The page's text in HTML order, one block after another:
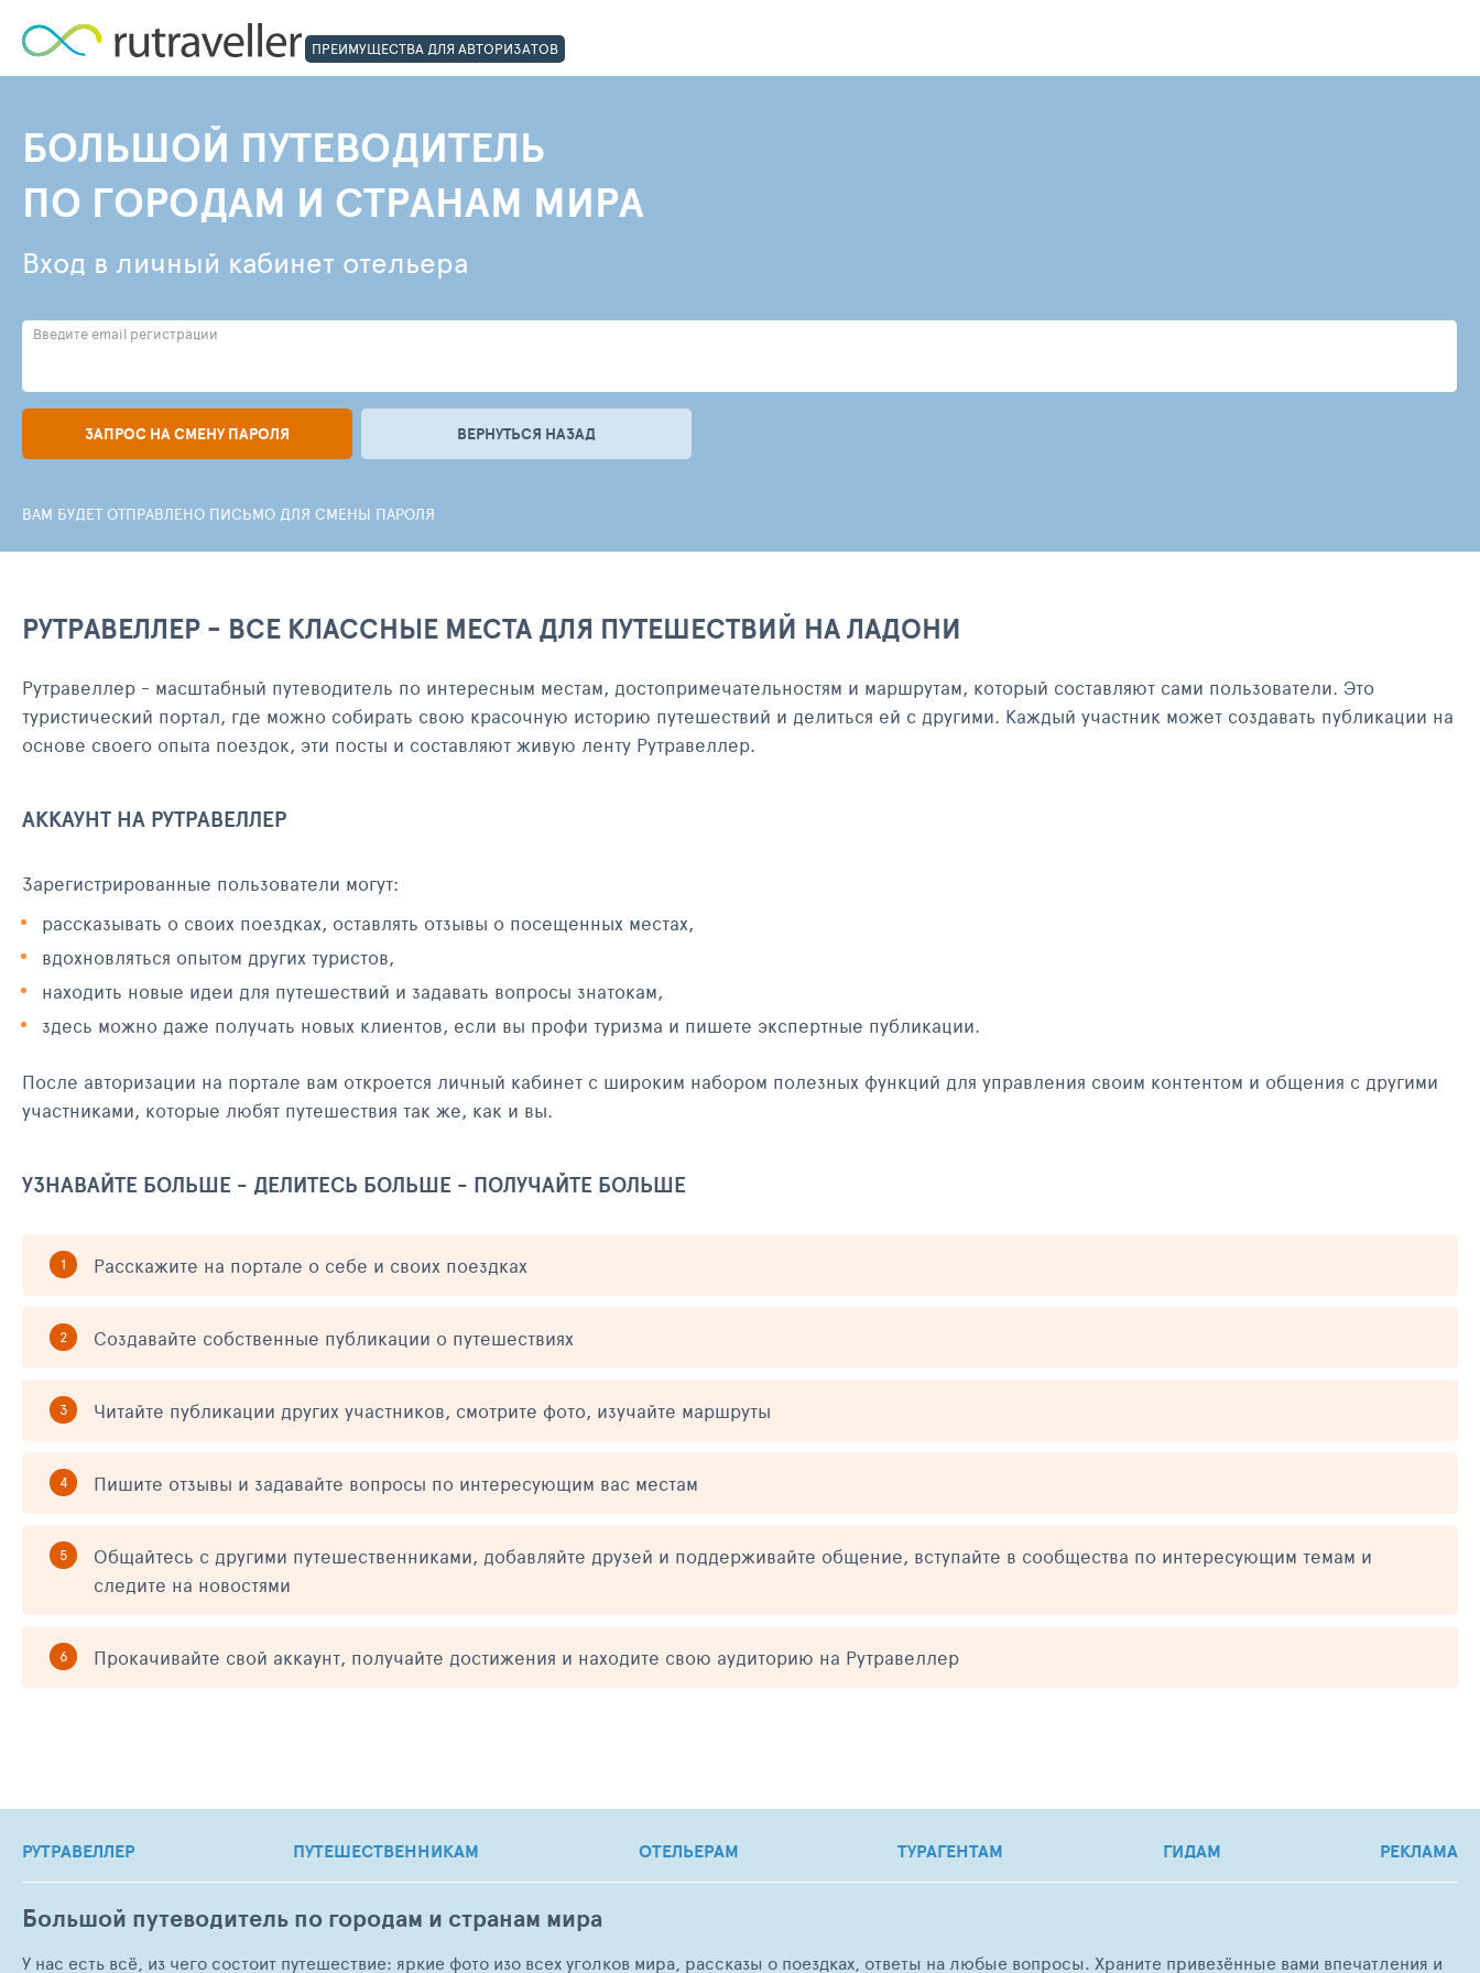
ПРЕИМУЩЕСТВА ДЛЯ АВТОРИЗАТОВ
БОЛЬШОЙ ПУТЕВОДИТЕЛЬ
ПО ГОРОДАМ И СТРАНАМ МИРА
Вход в личный кабинет отельера
Введите email регистрации
ЗАПРОС НА СМЕНУ ПАРОЛЯ ВЕРНУТЬСЯ НАЗАД
ВАМ БУДЕТ ОТПРАВЛЕНО ПИСЬМО ДЛЯ СМЕНЫ ПАРОЛЯ
РУТРАВЕЛЛЕР - ВСЕ КЛАССНЫЕ МЕСТА ДЛЯ ПУТЕШЕСТВИЙ НА ЛАДОНИ
Рутравеллер - масштабный путеводитель по интересным местам, достопримечательностям и маршрутам, который составляют сами пользователи. Это
туристический портал, где можно собирать свою красочную историю путешествий и делиться ей с другими. Каждый участник может создавать публикации на
основе своего опыта поездок, эти посты и составляют живую ленту Рутравеллер.
АККАУНТ НА РУТРАВЕЛЛЕР
Зарегистрированные пользователи могут:
рассказывать о своих поездках, оставлять отзывы о посещенных местах,
вдохновляться опытом других туристов,
находить новые идеи для путешествий и задавать вопросы знатокам,
здесь можно даже получать новых клиентов, если вы профи туризма и пишете экспертные публикации.
После авторизации на портале вам откроется личный кабинет с широким набором полезных функций для управления своим контентом и общения с другими
участниками, которые любят путешествия так же, как и вы.
УЗНАВАЙТЕ БОЛЬШЕ - ДЕЛИТЕСЬ БОЛЬШЕ - ПОЛУЧАЙТЕ БОЛЬШЕ
Расскажите на портале о себе и своих поездках
Создавайте собственные публикации о путешествиях
Читайте публикации других участников, смотрите фото, изучайте маршруты
Пишите отзывы и задавайте вопросы по интересующим вас местам
Общайтесь с другими путешественниками, добавляйте друзей и поддерживайте общение, вступайте в сообщества по интересующим темам и
следите на новостями
Прокачивайте свой аккаунт, получайте достижения и находите свою аудиторию на Рутравеллер
РУТРАВЕЛЛЕР ПУТЕШЕСТВЕННИКАМ ОТЕЛЬЕРАМ ТУРАГЕНТАМ ГИДАМ РЕКЛАМА
Большой путеводитель по городам и странам мира
У нас есть всё, из чего состоит путешествие: яркие фото изо всех уголков мира, рассказы о поездках, ответы на любые вопросы. Храните привезённые вами впечатления и